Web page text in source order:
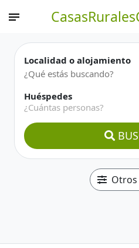
Localidad o alojamiento
Huéspedes
¿Cuántas personas?